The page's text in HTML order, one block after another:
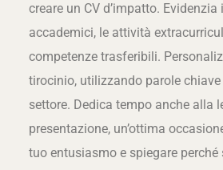
creare un CV d’impatto.
accademici, le attività
competenze trasferibili.
tirocinio, utilizzando parole
settore. Dedica tempo anche alla
presentazione, un’ottima
tuo entusiasmo e spiegare